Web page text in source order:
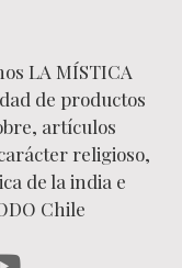
LA MÍSTICA
de productos
artículos
religioso,
de la india e
Chile